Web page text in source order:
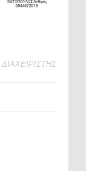
ΔΙΑΧΕΙΡΙΣΤΗΣ